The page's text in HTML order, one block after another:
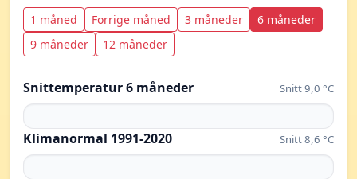
1 måned Forrige måned 3 måneder
6 måneder
9 måneder
12 måneder
Snittemperatur 6 måneder Snitt 9,0 °C
Klimanormal 1991-2020 Snitt 8,6 °C